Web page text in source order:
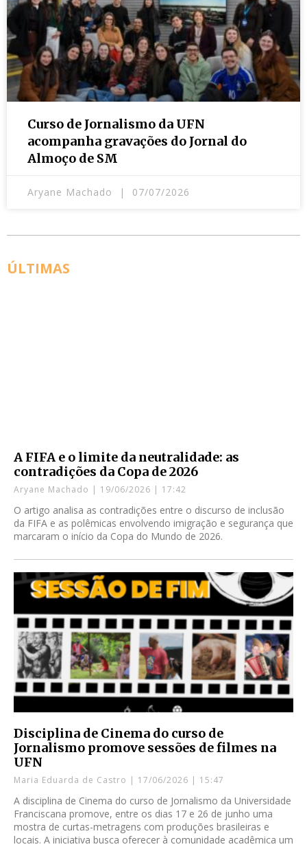
Curso de Jornalismo da UFN
acompanha gravações do Jornal do
Almoço de SM
Aryane Machado 07/07/2026
ÚLTIMAS
A FIFA e o limite da neutralidade: as
contradições da Copa de 2026
Aryane Machado 19/06/2026 17:42
O artigo analisa as contradições entre o discurso de inclusão
da FIFA e as polêmicas envolvendo imigração e segurança que
marcaram o início da Copa do Mundo de 2026.
Disciplina de Cinema do curso de
Jornalismo promove sessões de filmes na
UFN
Maria Eduarda de Castro 17/06/2026 15:47
A disciplina de Cinema do curso de Jornalismo da Universidade
Franciscana promove, entre os dias 17 e 26 de junho uma
mostra de curtas-metragens com produções brasileiras e
locais. A iniciativa busca oferecer à comunidade acadêmica um